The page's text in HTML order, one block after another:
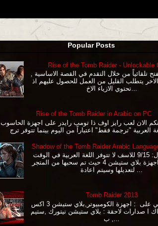
Popular Posts
Rise of the Tomb Raider - Unlockable
تلقائياً من خلال التقدم في القصة الاساسية ,
الاخر يتطلب القليل من العمل للحصول عليهم اذ
تحتوي الازياء الاخ...
Rise of the Tomb Raider in Arabic on PC
الان لعب رايز اوف ذا تومب رايدر على اجهزة الحاسوب
Shadow of the Tomb Raider Arabic
التحديث الاول: 9/15 للاسف لا تتوفر اللغة العربية في الوقت
الحالي على اجهزة بلاي ستيشن 4 حيث تم سحبها من المتجر
لتعديلها وسيتم اعادة ...
Tomb Raider 2013
الاصدار الاصلي على : اجهزة الكومبيوتر,بلاي ستيشن 3 اكس
360 ماك ا صدارات لاحقة : بلاي ستيشن نيتورك ,ستيم